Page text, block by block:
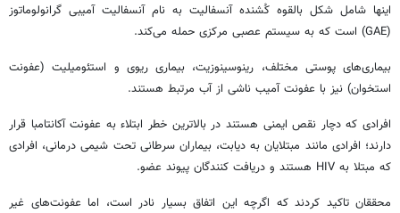
اینها شامل شکل بالقوه کُشندهآنسفالیت به نامآنسفالیت آمیبی گرانولوماتوز
(GAE) است که به سیستم عصبی مرکزی حمله می‌کند.
بیماری‌های پوستی مختلف، رینوسینوزیت، بیماری ریوی و استئومیلیت(عفونت
استخوان) نیز با عفونت آمیب ناشی از آب مرتبط هستند.
افرادی که دچار نقص ایمنی هستند در بالاترین خطر ابتلاء به عفونتآکانتامبا قرار
دارند؛ افرادی مانند مبتلایان به دیابت، بیماران سرطانی تحت شیمی درمانی، افرادی
که مبتلا به HIV هستند و دریافت کنندگان پیوند عضو.
محققان تاکید کردند که اگرچه این اتفاق بسیار نادر است، اما عفونت‌های غیر